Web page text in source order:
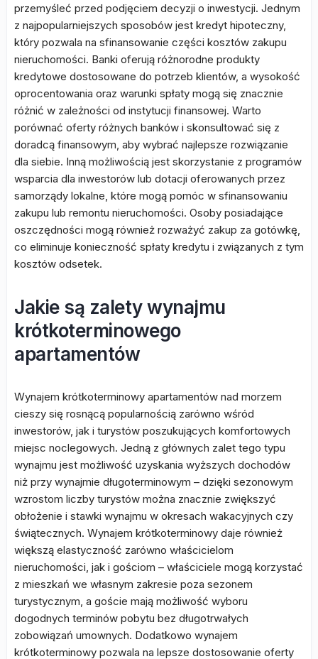
przemyśleć przed podjęciem decyzji o inwestycji. Jednym
z najpopularniejszych sposobów jest kredyt hipoteczny,
który pozwala na sfinansowanie części kosztów zakupu
nieruchomości. Banki oferują różnorodne produkty
kredytowe dostosowane do potrzeb klientów, a wysokość
oprocentowania oraz warunki spłaty mogą się znacznie
różnić w zależności od instytucji finansowej. Warto
porównać oferty różnych banków i skonsultować się z
doradcą finansowym, aby wybrać najlepsze rozwiązanie
dla siebie. Inną możliwością jest skorzystanie z programów
wsparcia dla inwestorów lub dotacji oferowanych przez
samorządy lokalne, które mogą pomóc w sfinansowaniu
zakupu lub remontu nieruchomości. Osoby posiadające
oszczędności mogą również rozważyć zakup za gotówkę,
co eliminuje konieczność spłaty kredytu i związanych z tym
kosztów odsetek.
Jakie są zalety wynajmu
krótkoterminowego
apartamentów
Wynajem krótkoterminowy apartamentów nad morzem
cieszy się rosnącą popularnością zarówno wśród
inwestorów, jak i turystów poszukujących komfortowych
miejsc noclegowych. Jedną z głównych zalet tego typu
wynajmu jest możliwość uzyskania wyższych dochodów
niż przy wynajmie długoterminowym – dzięki sezonowym
wzrostom liczby turystów można znacznie zwiększyć
obłożenie i stawki wynajmu w okresach wakacyjnych czy
świątecznych. Wynajem krótkoterminowy daje również
większą elastyczność zarówno właścicielom
nieruchomości, jak i gościom – właściciele mogą korzystać
z mieszkań we własnym zakresie poza sezonem
turystycznym, a goście mają możliwość wyboru
dogodnych terminów pobytu bez długotrwałych
zobowiązań umownych. Dodatkowo wynajem
krótkoterminowy pozwala na lepsze dostosowanie oferty